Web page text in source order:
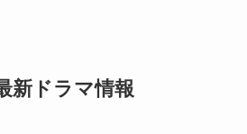
新ドラマ情報